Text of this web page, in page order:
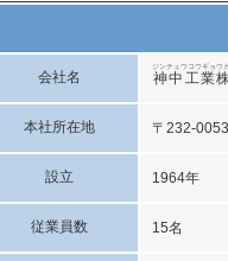
会社名 神中工業
ジンチュウコウギョウ
本社所在地 〒232-
設立 1964年
従業員数 15名